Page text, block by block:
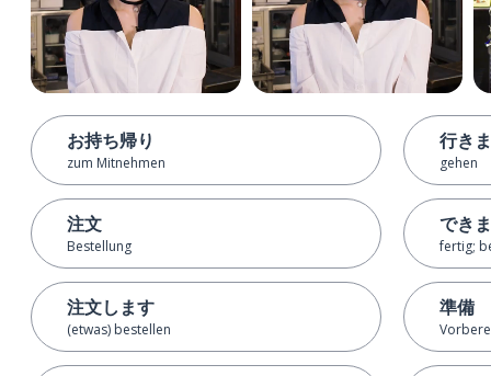
お持ち帰り
zum Mitnehmen
注文
Bestellung
注文します
(etwas) bestellen
行き
gehen
でき
fertig;
準備